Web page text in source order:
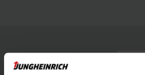
kleurendisplay met hoge resolutie
mogelijk.